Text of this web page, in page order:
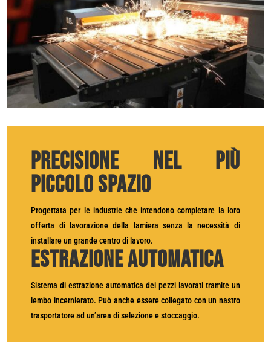
Precisione nel più
piccolo spazio
Progettata per le industrie che intendono completare la loro
offerta di lavorazione della lamiera senza la necessità di
installare un grande centro di lavoro.
Estrazione automatica
Sistema di estrazione automatica dei pezzi lavorati tramite un
lembo incernierato. Può anche essere collegato con un nastro
trasportatore ad un’area di selezione e stoccaggio.